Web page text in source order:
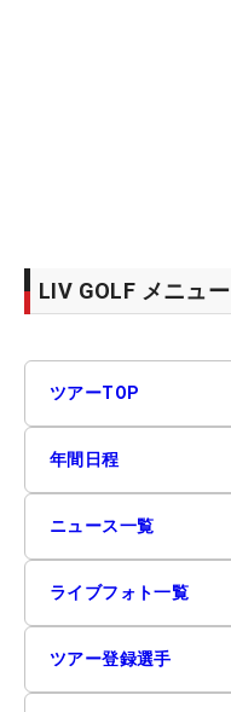
LIV GOLF メニュー
ツアーTOP
年間日程
ニュース一覧
ライブフォト一覧
ツアー登録選手